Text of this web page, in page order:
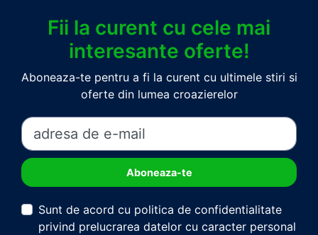
Fii la curent cu cele mai
interesante oferte!
Aboneaza-te pentru a fi la curent cu ultimele stiri si
oferte din lumea croazierelor
Sunt de acord cu politica de confidentialitate
privind prelucrarea datelor cu caracter personal